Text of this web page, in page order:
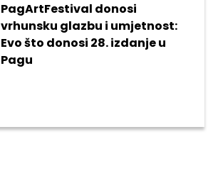
PagArtFestival donosi
vrhunsku glazbu i umjetnost:
Evo što donosi 28. izdanje u
Pagu